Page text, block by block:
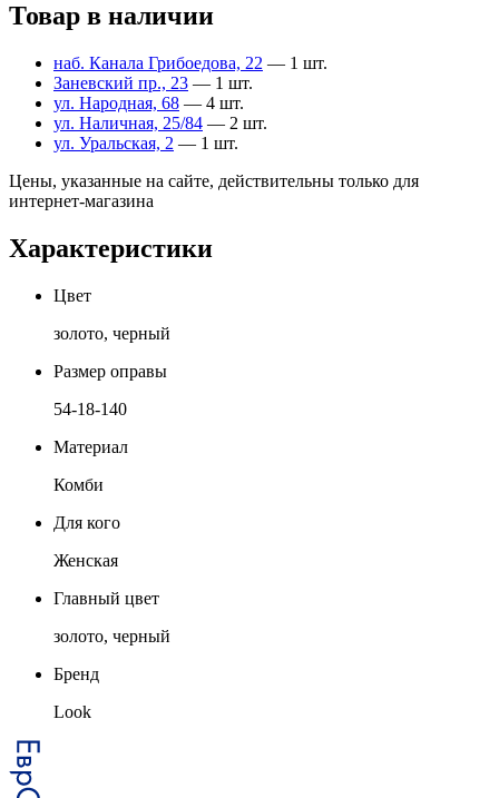
Товар в наличии
наб. Канала Грибоедова, 22 — 1 шт.
Заневский пр., 23 — 1 шт.
ул. Народная, 68 — 4 шт.
ул. Наличная, 25/84 — 2 шт.
ул. Уральская, 2 — 1 шт.
Цены, указанные на сайте, действительны только для
интернет-магазина
Характеристики
Цвет
золото, черный
Размер оправы
54-18-140
Материал
Комби
Для кого
Женская
Главный цвет
золото, черный
Бренд
Look